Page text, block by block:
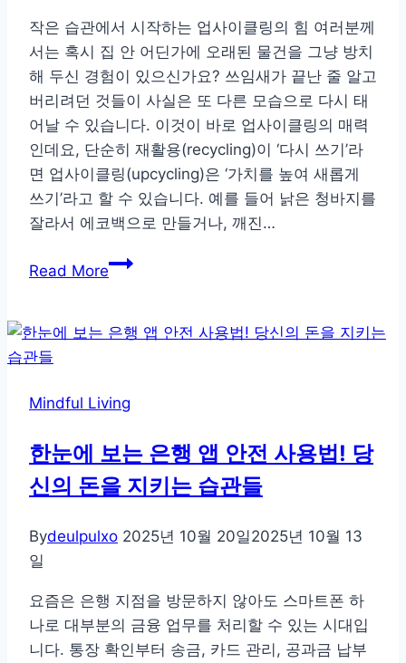
작은 습관에서 시작하는 업사이클링의 힘 여러분께
서는 혹시 집 안 어딘가에 오래된 물건을 그냥 방치
해 두신 경험이 있으신가요? 쓰임새가 끝난 줄 알고
버리려던 것들이 사실은 또 다른 모습으로 다시 태
어날 수 있습니다. 이것이 바로 업사이클링의 매력
인데요, 단순히 재활용(recycling)이 ‘다시 쓰기’라
면 업사이클링(upcycling)은 ‘가치를 높여 새롭게
쓰기’라고 할 수 있습니다. 예를 들어 낡은 청바지를
잘라서 에코백으로 만들거나, 깨진…
Read More지
살
집
꾸
미
똑
업
사
이
Mindful Living
한눈에 보는 은행 앱 안전 사용법! 당
신의 돈을 지키는 습관들
Bydeulpulxo 2025년 10월 20일2025년 10월 13
일
요즘은 은행 지점을 방문하지 않아도 스마트폰 하
나로 대부분의 금융 업무를 처리할 수 있는 시대입
니다. 통장 확인부터 송금, 카드 관리, 공과금 납부